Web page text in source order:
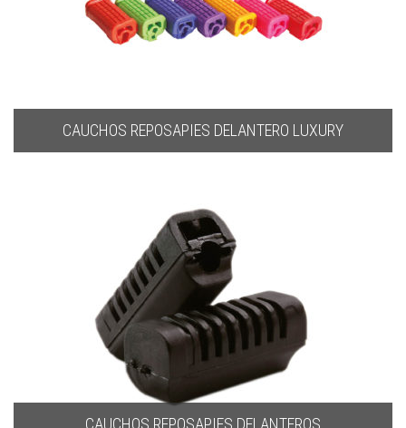
CAUCHOS REPOSAPIES DELANTERO LUXURY